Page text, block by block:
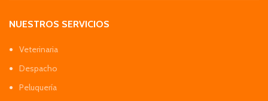
NUESTROS SERVICIOS
Veterinaria
Despacho
Peluquería